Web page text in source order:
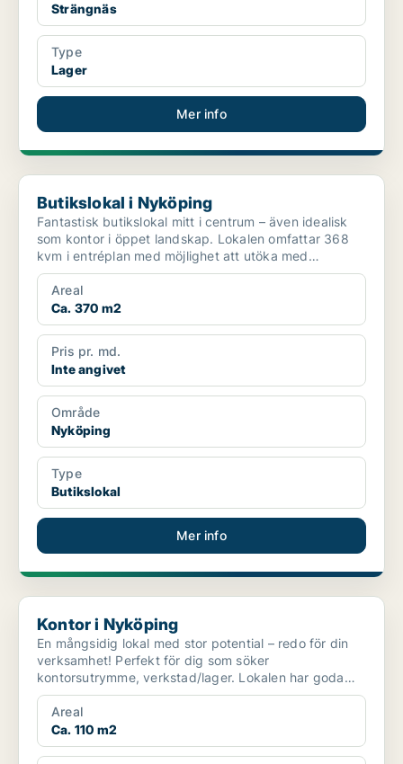
Strängnäs
Type
Lager
Mer info
Butikslokal i Nyköping
Butikslokal i Nyköping
Fantastisk butikslokal mitt i centrum – även idealisk
som kontor i öppet landskap. Lokalen omfattar 368
kvm i entréplan med möjlighet att utöka med
ytterliga...
Areal
Ca. 370 m2
Pris pr. md.
Inte angivet
Område
Nyköping
Type
Butikslokal
Mer info
Kontor i Nyköping
Kontor i Nyköping
En mångsidig lokal med stor potential – redo för din
verksamhet! Perfekt för dig som söker
kontorsutrymme, verkstad/lager. Lokalen har goda
tillfartsmöjlighe...
Areal
Ca. 110 m2